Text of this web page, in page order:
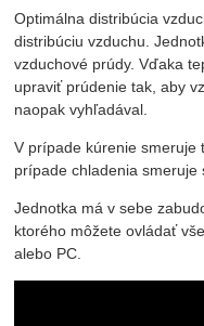
Optimálna distribúcia
distribúciu vzduchu.
vzduchové prúdy. Vďaka
upraviť prúdenie tak, aby
naopak vyhľadával.
V prípade kúrenie smeruje
prípade chladenia smeruje
Jednotka má v sebe
ktorého môžete ovládať
alebo PC.